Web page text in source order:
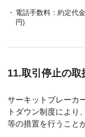
電話手数料：約定代
円)
11.取引停止の取
サーキットブレーカ
トダウン制度により
等の措置を行うこと